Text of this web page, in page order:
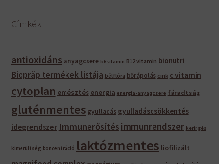
Címkék
antioxidáns anyagcsere b6 vitamin B12 vitamin bionutri
Biopräp termékek listája bélflóra bőrápolás cink c vitamin
cytoplan emésztés energia energia-anyagcsere fáradtság
gluténmentes gyulladás gyulladáscsökkentés
idegrendszer Immunerősítés immunrendszer keringés
kimerültség koncentráció laktózmentes liofilizált